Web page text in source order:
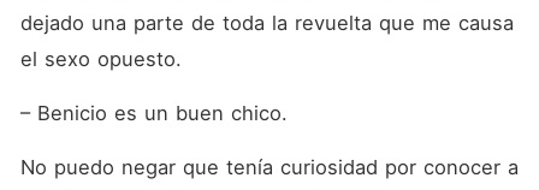
dejado una parte de toda la revuelta que me causa
el sexo opuesto.
– Benicio es un buen chico.
No puedo negar que tenía curiosidad por conocer a